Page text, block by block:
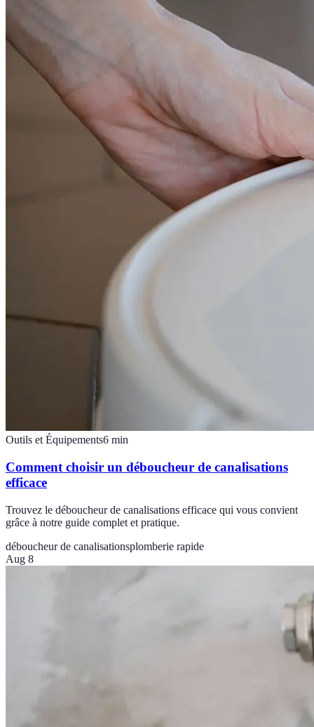
Outils et Équipements6 min
Comment choisir un déboucheur de canalisations
efficace
Trouvez le déboucheur de canalisations efficace qui vous convient
grâce à notre guide complet et pratique.
déboucheur de canalisationsplomberie rapide
Aug 8